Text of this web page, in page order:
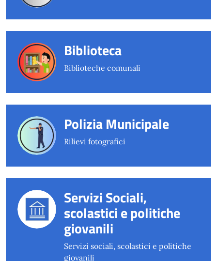
Biblioteca
Biblioteche comunali
Polizia Municipale
Rilievi fotografici
Servizi Sociali,
scolastici e politiche
giovanili
Servizi sociali, scolastici e politiche
giovanili